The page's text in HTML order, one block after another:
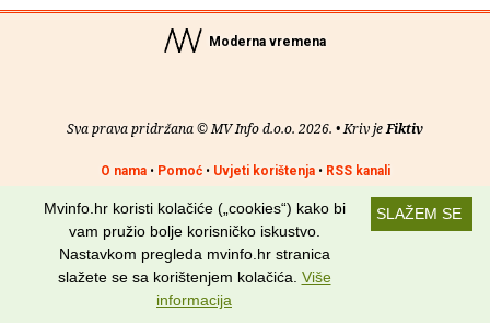
Moderna vremena
Sva prava pridržana © MV Info d.o.o. 2026. • Kriv jeFiktiv
O nama• Pomoć• Uvjeti korištenja• RSS kanali
Potraži nas na: SLAŽEM SE
Mvinfo.hr koristi kolačiće („cookies“) kako bi
vam pružio bolje korisničko iskustvo.
Nastavkom pregleda mvinfo.hr stranica
slažete se sa korištenjem kolačića. Više
informacija